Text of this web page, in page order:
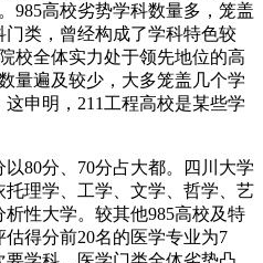
985高校劣势学科数量多，笼盖
类，曾经构成了学科特色较
校全体实力处于领先地位的高
量遍及较少，大多笼盖几个学
申明，211工程高校是某些学
80分、70分占大都。四川大学
理学、工学、文学、哲学、艺
性大学。较其他985高校及特
得分前20名的医学专业为7